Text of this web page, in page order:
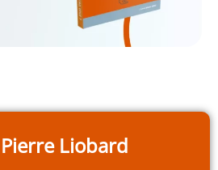
Pierre Liobard